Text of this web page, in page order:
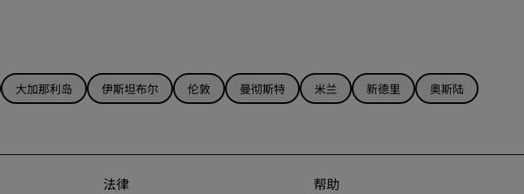
大加那利岛 伊斯坦布尔 伦敦 曼彻斯特 米兰 新德里
奥斯陆
法律 帮助